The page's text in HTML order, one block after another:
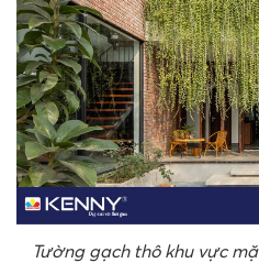
Tường gạch thô khu vực